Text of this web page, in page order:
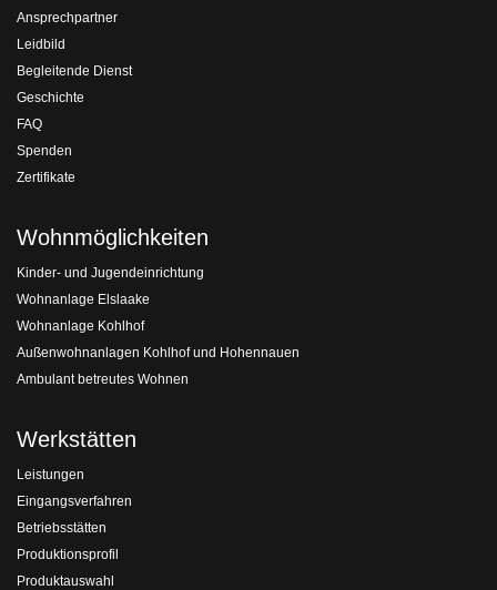
Ansprechpartner
Leidbild
Begleitende Dienst
Geschichte
FAQ
Spenden
Zertifikate
Wohnmöglichkeiten
Kinder- und Jugendeinrichtung
Wohnanlage Elslaake
Wohnanlage Kohlhof
Außenwohnanlagen Kohlhof und Hohennauen
Ambulant betreutes Wohnen
Werkstätten
Leistungen
Eingangsverfahren
Betriebsstätten
Produktionsprofil
Produktauswahl